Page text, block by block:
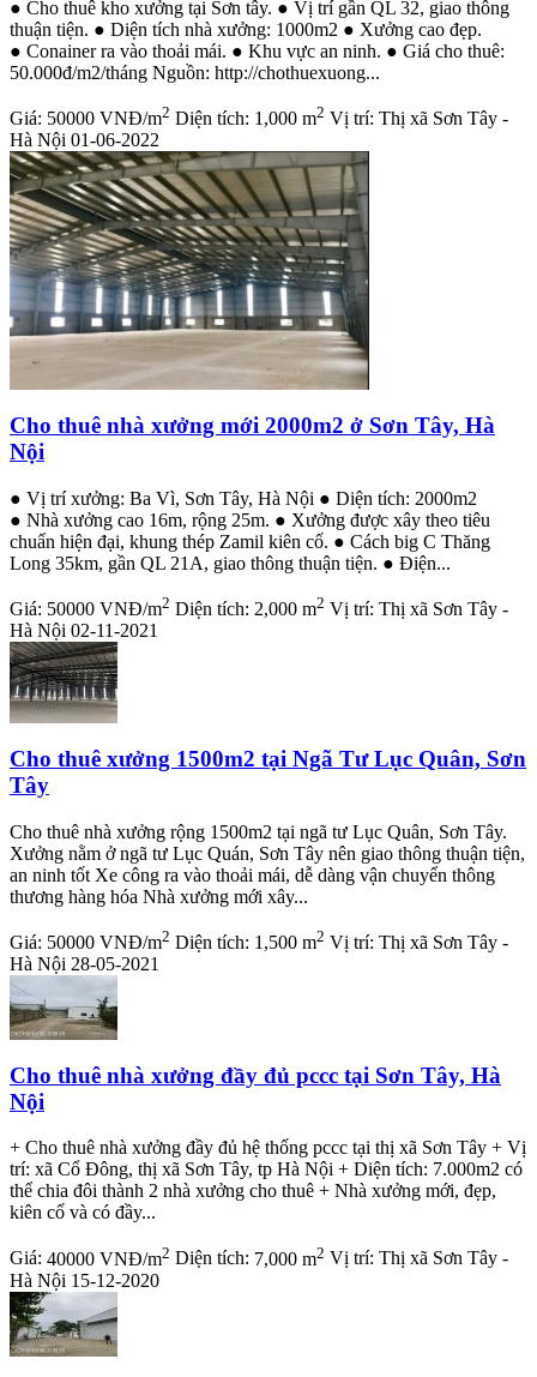
● Cho thuê kho xưởng tại Sơn tây. ● Vị trí gần QL 32, giao thông
thuận tiện. ● Diện tích nhà xưởng: 1000m2 ● Xưởng cao đẹp.
● Conainer ra vào thoải mái. ● Khu vực an ninh. ● Giá cho thuê:
50.000đ/m2/tháng Nguồn: http://chothuexuong...
Giá: 50000 VNĐ/m2 Diện tích: 1,000 m2 Vị trí: Thị xã Sơn Tây -
Hà Nội 01-06-2022
Cho thuê nhà xưởng mới 2000m2 ở Sơn Tây, Hà
Nội
● Vị trí xưởng: Ba Vì, Sơn Tây, Hà Nội ● Diện tích: 2000m2
● Nhà xưởng cao 16m, rộng 25m. ● Xưởng được xây theo tiêu
chuẩn hiện đại, khung thép Zamil kiên cố. ● Cách big C Thăng
Long 35km, gần QL 21A, giao thông thuận tiện. ● Điện...
Giá: 50000 VNĐ/m2 Diện tích: 2,000 m2 Vị trí: Thị xã Sơn Tây -
Hà Nội 02-11-2021
Cho thuê xưởng 1500m2 tại Ngã Tư Lục Quân, Sơn
Tây
Cho thuê nhà xưởng rộng 1500m2 tại ngã tư Lục Quân, Sơn Tây.
Xưởng nằm ở ngã tư Lục Quán, Sơn Tây nên giao thông thuận tiện,
an ninh tốt Xe công ra vào thoải mái, dễ dàng vận chuyển thông
thương hàng hóa Nhà xưởng mới xây...
Giá: 50000 VNĐ/m2 Diện tích: 1,500 m2 Vị trí: Thị xã Sơn Tây -
Hà Nội 28-05-2021
Cho thuê nhà xưởng đầy đủ pccc tại Sơn Tây, Hà
Nội
+ Cho thuê nhà xưởng đầy đủ hệ thống pccc tại thị xã Sơn Tây + Vị
trí: xã Cổ Đông, thị xã Sơn Tây, tp Hà Nội + Diện tích: 7.000m2 có
thể chia đôi thành 2 nhà xưởng cho thuê + Nhà xưởng mới, đẹp,
kiên cố và có đầy...
Giá: 40000 VNĐ/m2 Diện tích: 7,000 m2 Vị trí: Thị xã Sơn Tây -
Hà Nội 15-12-2020